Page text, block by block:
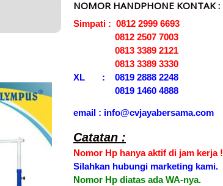
NOMOR HANDPHONE KONTAK :
Simpati : 0812 2999 6693
0812 2507 7003
0813 3389 2121
0813 3389 3330
XL : 0819 2888 2248
0819 1460 4888
email : info@cvjayabersama.com
Catatan :
Nomor Hp hanya aktif di jam kerja !
Silahkan hubungi marketing kami.
Nomor Hp diatas ada WA-nya.